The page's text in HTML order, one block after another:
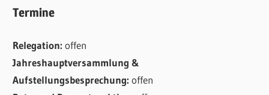
Termine
Relegation:offen
Jahreshauptversammlung &
Aufstellungsbesprechung:offen